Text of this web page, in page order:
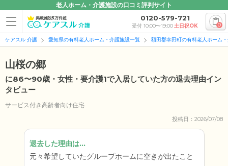
老人ホーム・介護施設の口コミ評判サイト
掲載施設5万件超 0120-579-721
受付 10:00〜19:00土日祝OK 0
ケアスル 介護 愛知県の有料老人ホーム・介護施設一覧 額田郡幸田町の有料老人ホーム
山桜の郷
に86〜90歳・女性・要介護1で入居していた方の退去理由イン
タビュー
サービス付き高齢者向け住宅
投稿日：2026/07/08
退去した理由は...
元々希望していたグループホームに空きが出たこと